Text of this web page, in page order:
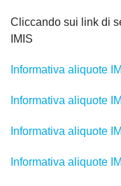
Cliccando sui link di
IMIS
Informativa aliquote
Informativa aliquote
Informativa aliquote
Informativa aliquote